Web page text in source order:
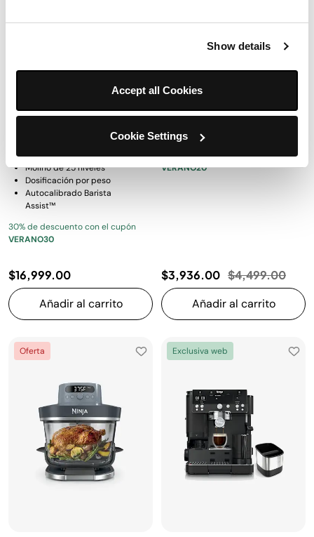
Show details
Accept all Cookies
Cookie Settings
Modelo: ES601
DualFroth manos libres
Molino de 25 niveles
Dosificación por peso
Autocalibrado Barista
Assist™
30% de descuento con el cupón
VERANO30
$16,999.00
Añadir al carrito
Sistema de cocción portátil
Ninja Crispi® 4-en-1 con freidora
Modelo: FN101LAARD
20% de decuento con el cupón
VERANO20
$3,936.00 Precio
$4,499.00a
Añadir al carrito
Oferta Exclusiva web